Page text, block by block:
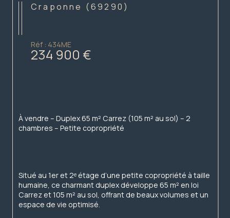
Craponne (69290)
Réf : 434ME
234 900 €
À vendre – Duplex 65 m² Carrez (105 m² au sol) – 2
chambres – Petite copropriété
Situé au 1er et 2ᵉ étage d’une petite copropriété à taille
humaine, ce charmant duplex développe 65 m² en loi
Carrez et 105 m² au sol, offrant de beaux volumes et un
espace de vie optimisé.